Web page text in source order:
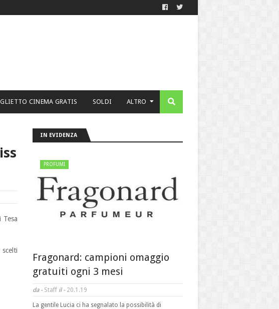
CINEMA GRATIS SOLDI ALTRO
IN EVIDENZA
PROFUMI
Fragonard: campioni omaggio
gratuiti ogni 3 mesi
da - Staff il - 20.1.19
La gentile Lucia ci ha segnalato la possibilità di